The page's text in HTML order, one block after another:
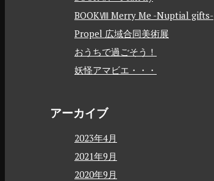
BOOKⅧ Merry Me -Nuptial gifts-
Propel 広域合同美術展
おうちで過ごそう！
妖怪アマビエ・・・
アーカイブ
2023年4月
2021年9月
2020年9月